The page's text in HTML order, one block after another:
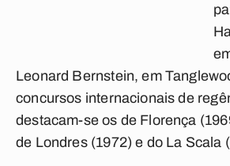
Leonard Bernstein, em
concursos internacionais de
destacam-se os de Florença
de Londres (1972) e do La Scala